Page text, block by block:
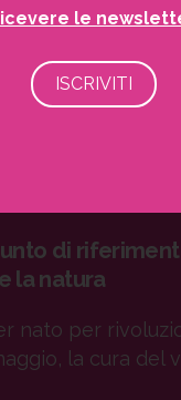
di
la natura
nato per
la cura del
le